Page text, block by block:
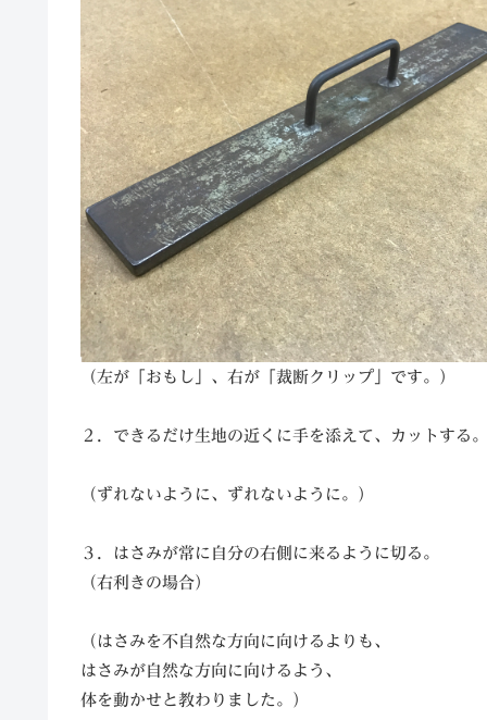
（左が「おもし」、右が「裁断クリップ」です。）
２．できるだけ生地の近くに手を添えて、カットする。
（ずれないように、ずれないように。）
３．はさみが常に自分の右側に来るように切る。
（右利きの場合）
（はさみを不自然な方向に向けるよりも、
はさみが自然な方向に向けるよう、
体を動かせと教わりました。）